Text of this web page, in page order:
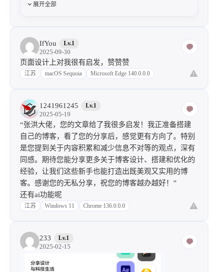
展开全部
IfYou Lv.1
2025-09-30
页面设计上对我很有启发，赞赞赞
江苏 macOS Sequoia Microsoft Edge 140.0.0.0
1241961245 Lv.1
2025-05-19
“张洪大佬，您的文章给了我很多启发！我正准备搭建
自己的博客，看了您的分享后，感觉更有方向了。特别
是您提到关于内容积累和减少信息不对等的观点，深有
同感。期待您能分享更多关于博客设计、搭建和优化的
经验，让我们这些新手也能打造出既美观又实用的博
客。感谢您的无私分享，祝您的博客越办越好！”
还有ai功能呢
江苏 Windows 11 Chrome 136.0.0.0
233 Lv.1
2025-02-15